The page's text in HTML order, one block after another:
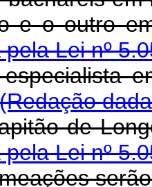
e o outro
Lei nº
(Redação
de
Lei nº